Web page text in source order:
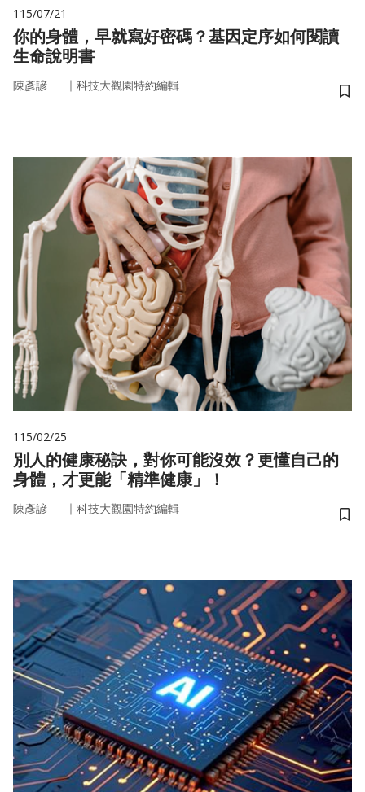
115/07/21
你的身體，早就寫好密碼？基因定序如何閱讀
生命說明書
陳彥諺 ｜ 科技大觀園特約編輯
儲
115/02/25
別人的健康秘訣，對你可能沒效？更懂自己的
身體，才更能「精準健康」！
陳彥諺 ｜ 科技大觀園特約編輯
儲